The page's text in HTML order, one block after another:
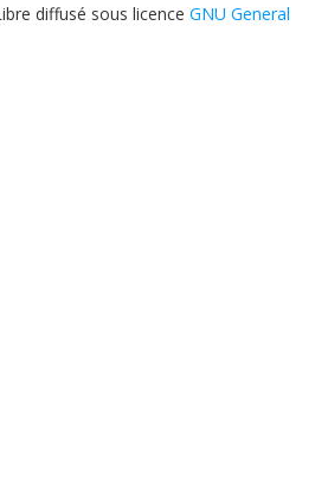
diffusé sous licence GNU General